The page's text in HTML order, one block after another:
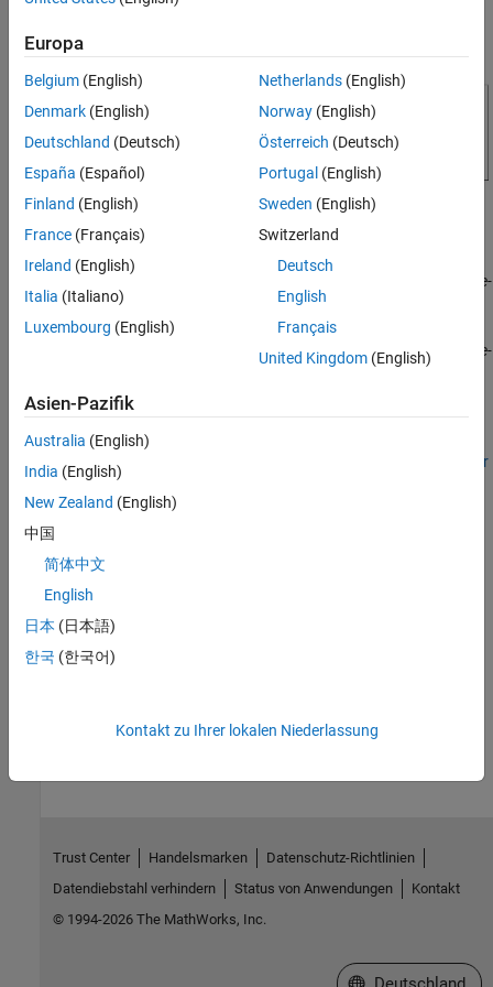
References
Passenger cars — Test track for a severe lane-
change manoeuvre
Passenger cars — Test track for a severe lane-
See Also
Predictive Driver
Simulation 3D Terrain Sensor
3D Engine
Topics
Send and Receive Double-Lane Change Scene Data
Yaw Stability on Varying Road Surfaces
Coordinate Systems in Vehicle Dynamics Blockset
Simulation Data Inspector
Europa
Belgium (English)
Denmark (English)
Deutschland (Deutsch)
España (Español)
Finland (English)
France (Français)
Ireland (English)
Italia (Italiano)
Luxembourg (English)
Netherlands(English)
Norway(English)
Österreich (Deutsch)
Portugal (English)
Sweden (English)
Switzerland
Deutsch
English
Français
United Kingdom(English)
Asien-Pazifik
Australia (English)
India (English)
New Zealand (English)
中国
简体中文
English
日本 (日本語)
한국 (한국어)
Kontakt zu Ihrer lokalen Niederlassung
Trust Center Handelsmarken
Datenschutz-Richtlinien
Datendiebstahl verhindern
Status von Anwendungen
Kontakt
© 1994-2026 The MathWorks, Inc.